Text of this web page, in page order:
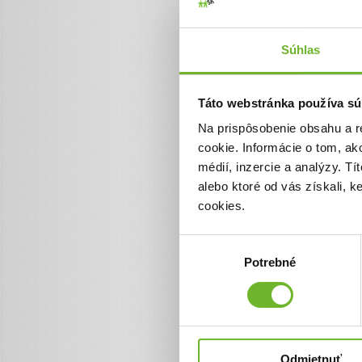
Súhlas
Táto webstránka používa
Na prispôsobenie obsahu a
cookie. Informácie o tom,
médií, inzercie a analýzy.
alebo ktoré od vás získali,
cookies.
Potrebné
Odmietnuť
bojuje. Hoci má nárok na
doplatok za pobyt je nad jej
ktorý pre ňu nepredstavuje
života.
0€
Chcem vedieť viac
Pomôžme